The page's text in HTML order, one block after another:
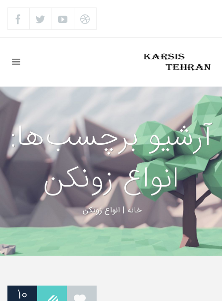
آرشیو برچسب‌ها:
انواع زونکن
خانه | انواع زونکن
10